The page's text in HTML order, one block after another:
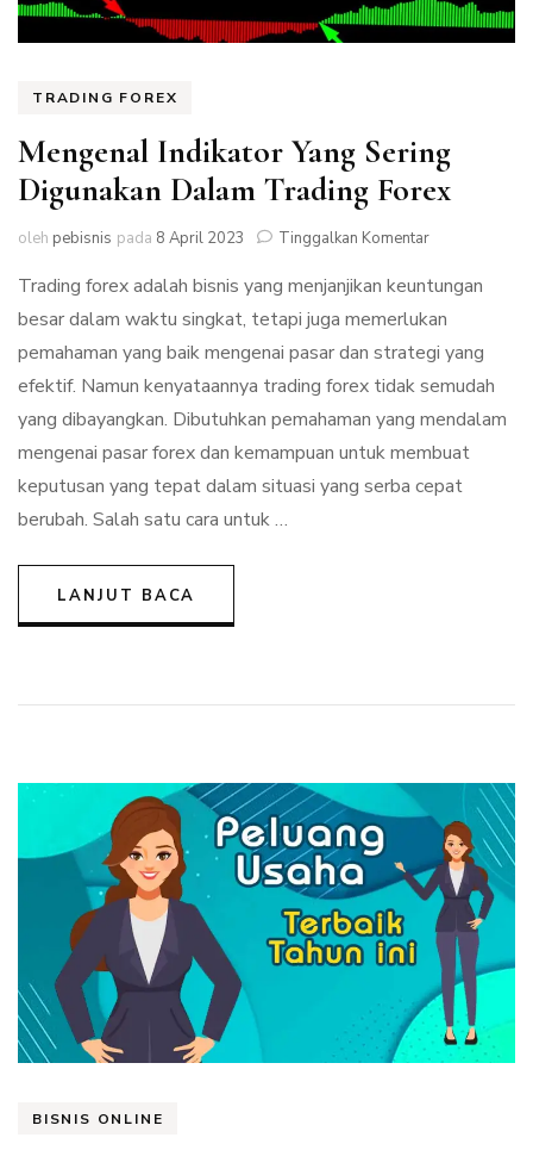
TRADING FOREX
Mengenal Indikator Yang Sering
Digunakan Dalam Trading Forex
oleh pebisnis pada 8 April 2023 Tinggalkan Komentarpada
Indikator
Sering
Digunakan
Dalam
Forex
Trading forex adalah bisnis yang menjanjikan keuntungan
besar dalam waktu singkat, tetapi juga memerlukan
pemahaman yang baik mengenai pasar dan strategi yang
efektif. Namun kenyataannya trading forex tidak semudah
yang dibayangkan. Dibutuhkan pemahaman yang mendalam
mengenai pasar forex dan kemampuan untuk membuat
keputusan yang tepat dalam situasi yang serba cepat
berubah. Salah satu cara untuk …
LANJUT BACA
BISNIS ONLINE